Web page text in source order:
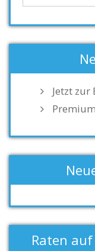
Jetzt
Raten